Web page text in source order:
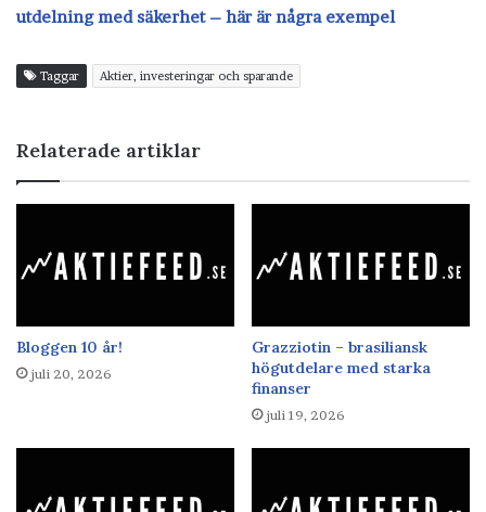
utdelning med säkerhet – här är några exempel
Taggar Aktier, investeringar och sparande
Relaterade artiklar
Bloggen 10 år!
juli 20, 2026
Grazziotin – brasiliansk
högutdelare med starka
finanser
juli 19, 2026